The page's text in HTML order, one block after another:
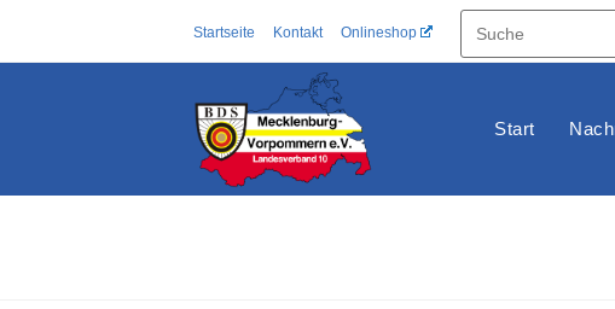
Startseite Kontakt Onlineshop
Start